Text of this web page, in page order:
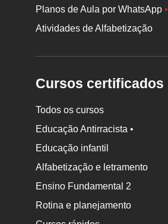
Planos de Aula por WhatsApp•
Atividades de Alfabetização
Cursos certificados
Todos os cursos
Educação Antirracista •
Educação infantil
Alfabetização e letramento
Ensino Fundamental 2
Rotina e planejamento